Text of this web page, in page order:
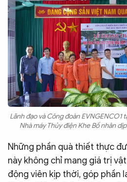
Lãnh đạo và Công đoàn EVNGENCO1
Nhà máy Thủy điện Khe Bố nhân
Những phần quà thiết thực
này không chỉ mang giá trị
động viên kịp thời, góp phần